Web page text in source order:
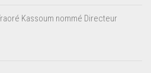
Kassoum nommé Directeur